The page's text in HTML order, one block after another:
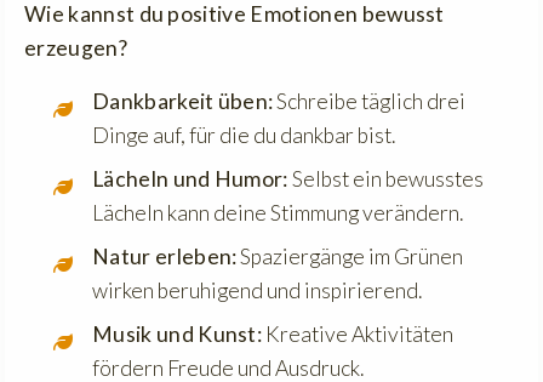
Wie kannst du positive Emotionen bewusst
erzeugen?
Dankbarkeit üben:Schreibe täglich drei
Dinge auf, für die du dankbar bist.
Lächeln und Humor:Selbst ein bewusstes
Lächeln kann deine Stimmung verändern.
Natur erleben:Spaziergänge im Grünen
wirken beruhigend und inspirierend.
Musik und Kunst: Kreative Aktivitäten
fördern Freude und Ausdruck.